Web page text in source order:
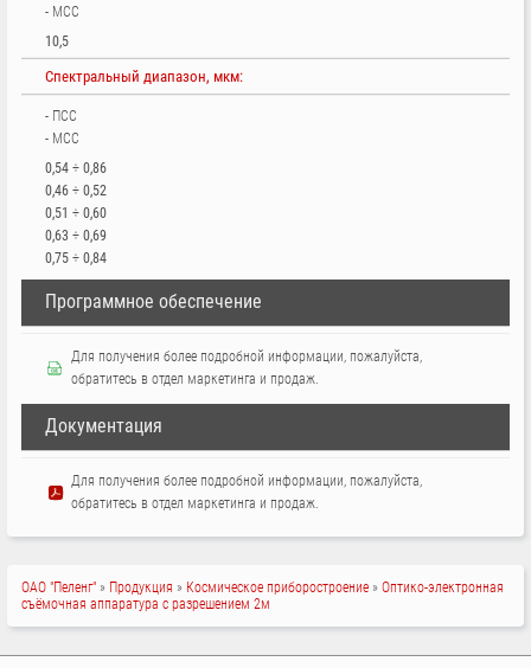
- МСС
10,5
Спектральный диапазон, мкм:
- ПСС
- МСС
0,54 ÷ 0,86
0,46 ÷ 0,52
0,51 ÷ 0,60
0,63 ÷ 0,69
0,75 ÷ 0,84
Программное обеспечение
Для получения более подробной информации, пожалуйста,
обратитесь в отдел маркетинга и продаж.
Документация
Для получения более подробной информации, пожалуйста,
обратитесь в отдел маркетинга и продаж.
СТРОКА
НАВИГАЦИИ
ОАО "Пеленг" Продукция Космическое приборостроение
Оптико-электронная
съёмочная аппаратура с разрешением 2м